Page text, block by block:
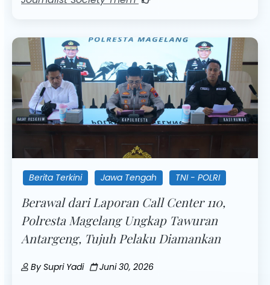
Berita Terkini Jawa Tengah TNI - POLRI
Berawal dari Laporan Call Center 110,
Polresta Magelang Ungkap Tawuran
Antargeng, Tujuh Pelaku Diamankan
BySupri Yadi Juni 30, 2026